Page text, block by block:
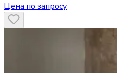
Цена по запросу